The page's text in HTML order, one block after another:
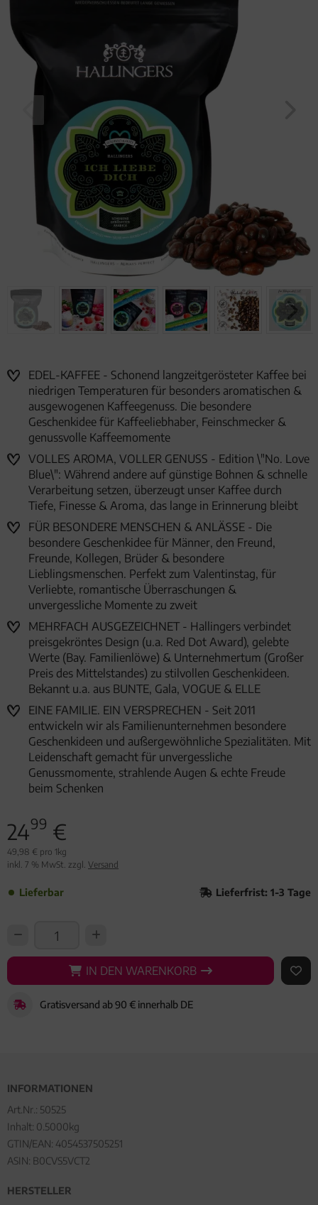
EDEL-KAFFEE - Schonend langzeitgerösteter Kaffee bei
niedrigen Temperaturen für besonders aromatischen &
ausgewogenen Kaffeegenuss. Die besondere
Geschenkidee für Kaffeeliebhaber, Feinschmecker &
genussvolle Kaffeemomente
VOLLES AROMA, VOLLER GENUSS - Edition \"No. Love
Blue\": Während andere auf günstige Bohnen & schnelle
Verarbeitung setzen, überzeugt unser Kaffee durch
Tiefe, Finesse & Aroma, das lange in Erinnerung bleibt
FÜR BESONDERE MENSCHEN & ANLÄSSE - Die
besondere Geschenkidee für Männer, den Freund,
Freunde, Kollegen, Brüder & besondere
Lieblingsmenschen. Perfekt zum Valentinstag, für
Verliebte, romantische Überraschungen &
unvergessliche Momente zu zweit
MEHRFACH AUSGEZEICHNET - Hallingers verbindet
preisgekröntes Design (u.a. Red Dot Award), gelebte
Werte (Bay. Familienlöwe) & Unternehmertum (Großer
Preis des Mittelstandes) zu stilvollen Geschenkideen.
Bekannt u.a. aus BUNTE, Gala, VOGUE & ELLE
EINE FAMILIE. EIN VERSPRECHEN - Seit 2011
entwickeln wir als Familienunternehmen besondere
Geschenkideen und außergewöhnliche Spezialitäten. Mit
Leidenschaft gemacht für unvergessliche
Genussmomente, strahlende Augen & echte Freude
beim Schenken
2499 €
49,98 € pro 1kg
inkl. 7 % MwSt. zzgl. Versand
Lieferbar Lieferfrist: 1-3 Tage
IN DEN WARENKORB
IN DEN WARENKORB AUF
Gratisversand ab 90 € innerhalb DE
INFORMATIONEN
Art.Nr.: 50525
Inhalt: 0.5000kg
GTIN/EAN: 4054537505251
ASIN: B0CVS5VCT2
HERSTELLER
Geburtstag
Bayern